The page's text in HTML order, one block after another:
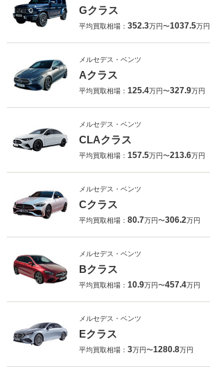
Gクラス
平均買取相場： 352.3万円〜1037.5万円
メルセデス・ベンツ
Aクラス
平均買取相場： 125.4万円〜327.9万円
メルセデス・ベンツ
CLAクラス
平均買取相場： 157.5万円〜213.6万円
メルセデス・ベンツ
Cクラス
平均買取相場： 80.7万円〜306.2万円
メルセデス・ベンツ
Bクラス
平均買取相場： 10.9万円〜457.4万円
メルセデス・ベンツ
Eクラス
平均買取相場： 3万円〜1280.8万円